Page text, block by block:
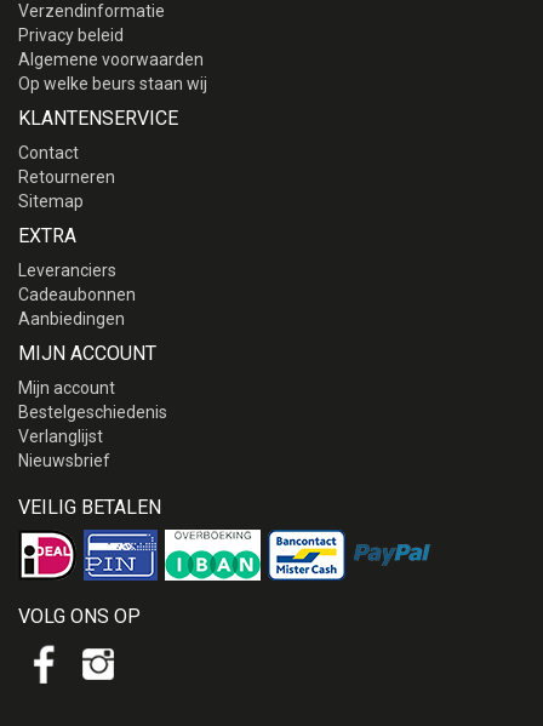
Verzendinformatie
Privacy beleid
Algemene voorwaarden
Op welke beurs staan wij
KLANTENSERVICE
Contact
Retourneren
Sitemap
EXTRA
Leveranciers
Cadeaubonnen
Aanbiedingen
MIJN ACCOUNT
Mijn account
Bestelgeschiedenis
Verlanglijst
Nieuwsbrief
VEILIG BETALEN
VOLG ONS OP